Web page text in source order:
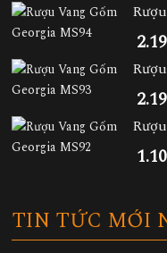
TIN TỨC MỚI